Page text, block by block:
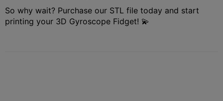
So why wait? Purchase our STL file today and start
printing your 3D Gyroscope Fidget! 💫